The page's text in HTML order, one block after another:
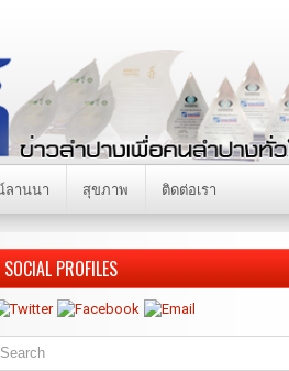
านนา สุขภาพ ติดต่อเรา
SOCIAL PROFILES